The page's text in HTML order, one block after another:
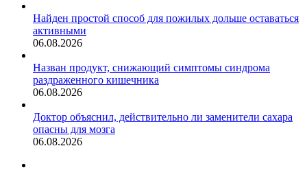
Найден простой способ для пожилых дольше оставаться
активными
06.08.2026
Назван продукт, снижающий симптомы синдрома
раздраженного кишечника
06.08.2026
Доктор объяснил, действительно ли заменители сахара
опасны для мозга
06.08.2026